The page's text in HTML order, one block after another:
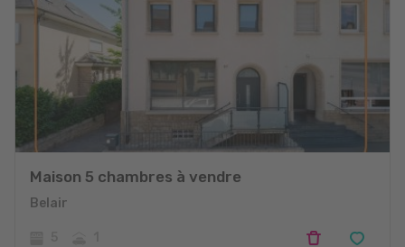
Maison 5 chambres à vendre
Belair